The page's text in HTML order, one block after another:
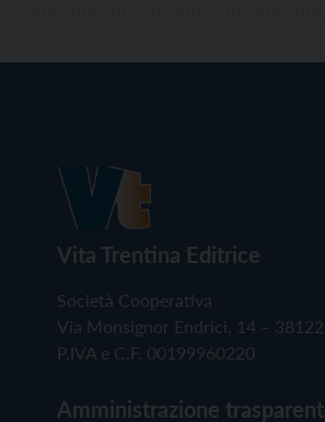
Vita Trentina Editrice
Società Cooperativa
Via Monsignor Endrici, 14 –
P.IVA e C.F. 00199960220
Amministrazione